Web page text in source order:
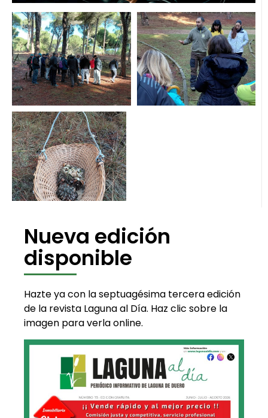
Nueva edición
disponible
Hazte ya con la septuagésima tercera edición
de la revista Laguna al Día. Haz clic sobre la
imagen para verla online.